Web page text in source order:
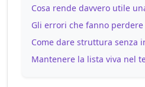
Cosa rende davvero utile
Gli errori che fanno
Come dare struttura senza
Mantenere la lista viva nel